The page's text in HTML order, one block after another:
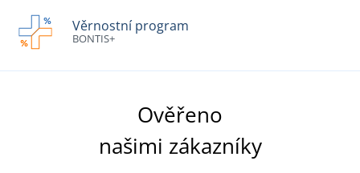
Věrnostní program
BONTIS+
Ověřeno
našimi zákazníky